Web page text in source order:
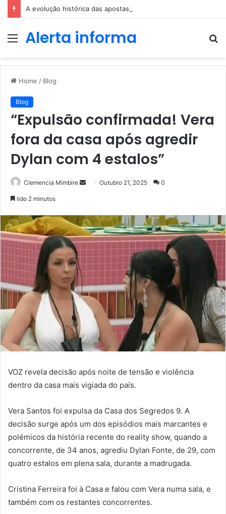
A evolução histórica das apostas ao longo dos séculos
MenuAlerta informa
Home / Blog
Blog
“Expulsão confirmada! Vera
fora da casa após agredir
Dylan com 4 estalos”
Clemencia Mimbire
SendOutubro 21, 2025 0
lido 2 minutos
VOZ revela decisão após noite de tensão e violência
dentro da casa mais vigiada do país.
Vera Santos foi expulsa da Casa dos Segredos 9. A
decisão surge após um dos episódios mais marcantes e
polémicos da história recente do reality show, quando a
concorrente, de 34 anos, agrediu Dylan Fonte, de 29, com
quatro estalos em plena sala, durante a madrugada.
Cristina Ferreira foi à Casa e falou com Vera numa sala, e
também com os restantes concorrentes.